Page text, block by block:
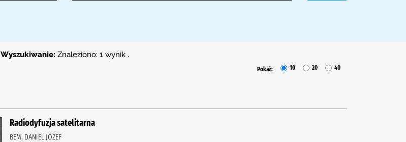
Wyszukiwanie: Znaleziono: 1 wynik .
Pokaż: 10 20 40
Radiodyfuzja satelitarna
BEM, DANIEL JÓZEF